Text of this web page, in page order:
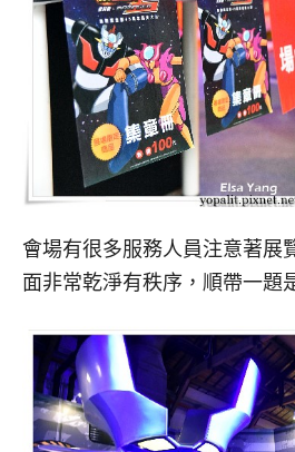
會場有很多服務人員注意著展
面非常乾淨有秩序，順帶一題